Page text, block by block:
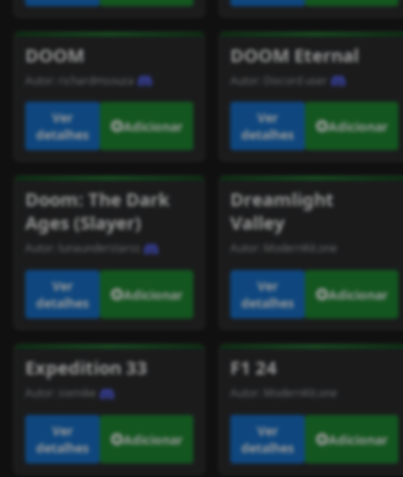
DOOM
Autor: richardmsouza
Ver
detalhes
Adicionar
DOOM Eternal
Autor: Discord user
Ver
detalhes
Adicionar
Doom: The Dark
Ages (Slayer)
Autor: lunaunderstarss
Ver
detalhes
Adicionar
Dreamlight
Valley
Autor: ModernKit.one
Ver
detalhes
Adicionar
Expedition 33
Autor: sixmike
Ver
detalhes
Adicionar
F1 24
Autor: ModernKit.one
Ver
detalhes
Adicionar